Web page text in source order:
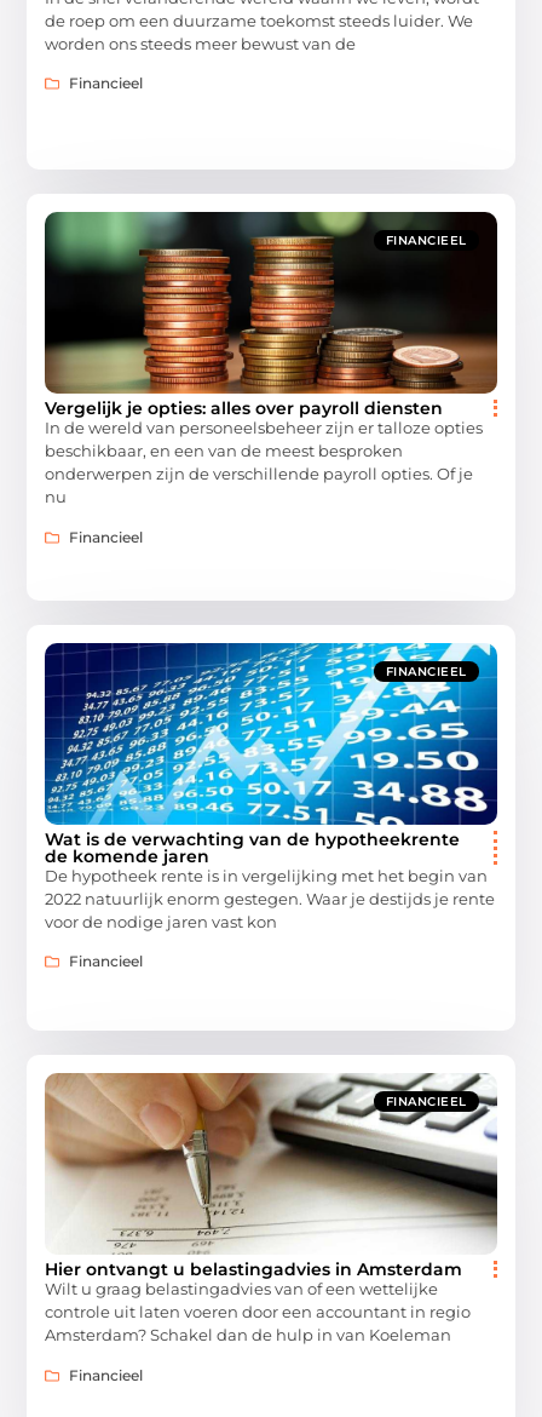
de roep om een duurzame toekomst steeds luider. We
worden ons steeds meer bewust van de
Financieel
FINANCIEEL
Vergelijk je opties: alles over payroll diensten
In de wereld van personeelsbeheer zijn er talloze opties
beschikbaar, en een van de meest besproken
onderwerpen zijn de verschillende payroll opties. Of je
nu
Financieel
FINANCIEEL
Wat is de verwachting van de hypotheekrente
de komende jaren
De hypotheek rente is in vergelijking met het begin van
2022 natuurlijk enorm gestegen. Waar je destijds je rente
voor de nodige jaren vast kon
Financieel
FINANCIEEL
Hier ontvangt u belastingadvies in Amsterdam
Wilt u graag belastingadvies van of een wettelijke
controle uit laten voeren door een accountant in regio
Amsterdam? Schakel dan de hulp in van Koeleman
Financieel